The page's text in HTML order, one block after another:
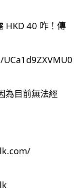
HKD 40 咋！傳
為目前無法經